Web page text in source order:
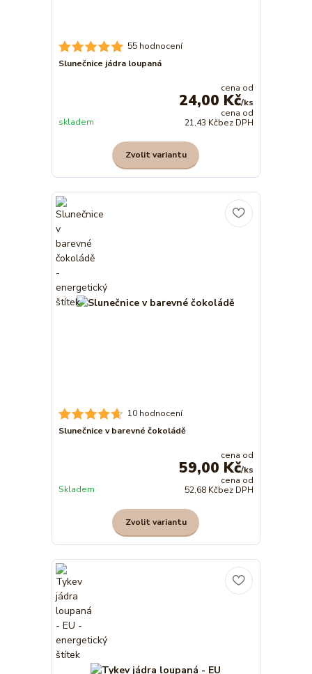
55 hodnocení
Slunečnice jádra loupaná
cena od
24,00 Kč/ks
cena od
21,43 Kčbez DPH
skladem
Zvolit variantu
10 hodnocení
Slunečnice v barevné čokoládě
cena od
59,00 Kč/ks
cena od
52,68 Kčbez DPH
Skladem
Zvolit variantu